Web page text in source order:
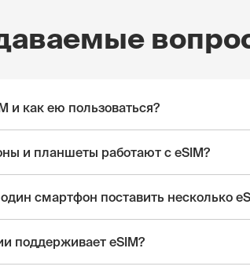
и как ею пользоваться?
и планшеты работают с eSIM?
смартфон поставить несколько
поддерживает eSIM?